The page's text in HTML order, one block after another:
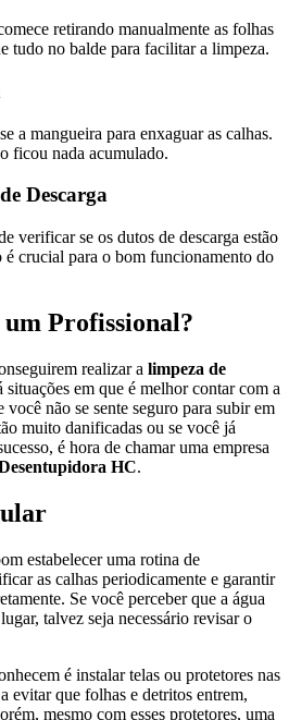
retirando manualmente as folhas
tudo no balde para facilitar a limpeza.
a mangueira para enxaguar as calhas.
ficou nada acumulado.
Descarga
verificar se os dutos de descarga estão
é crucial para o bom funcionamento do
Profissional?
realizar a limpeza de
em que é melhor contar com a
não se sente seguro para subir em
muito danificadas ou se você já
é hora de chamar uma empresa
HC.
estabelecer uma rotina de
as calhas periodicamente e garantir
Se você perceber que a água
talvez seja necessário revisar o
é instalar telas ou protetores nas
evitar que folhas e detritos entrem,
mesmo com esses protetores, uma